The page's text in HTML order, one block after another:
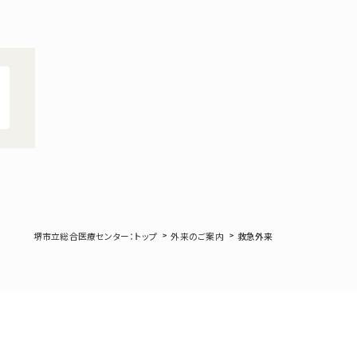
堺市立総合医療センター：トップ 外来のご案内 救急外来